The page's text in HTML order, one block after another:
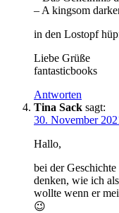
– A kingsom
in den Lostopf
Liebe Grüße
fantasticbooks
Antworten
Tina Sack sagt:
30. November
Hallo,
bei der
denken, wie ich
wollte wenn er
😉